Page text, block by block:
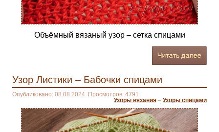
Объёмный вязаный узор – сетка спицами
Узор Листики – Бабочки спицами
Опубликовано: 08.08.2024. Просмотров: 4791
Узоры вязания – Узоры спицами